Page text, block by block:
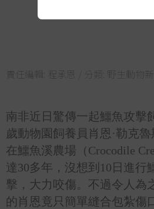
責任編輯: 程承恩 / 分類: 野生動物
南非近日驚傳一起鱷魚攻擊
歲動物園飼養員肖恩·勒克魯
在鱷魚溪農場（Crocodile
達30多年，沒想到10日進行
擊，大力咬傷。 不過令人為
的肖恩竟只簡單縫合包紮傷